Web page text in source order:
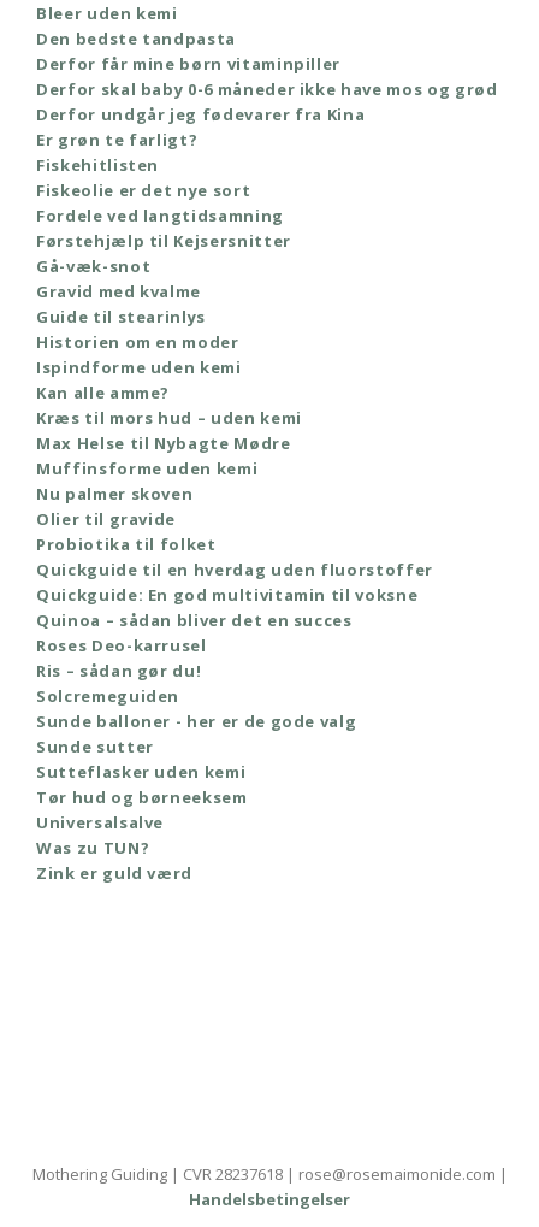
Bleer uden kemi
Den bedste tandpasta
Derfor får mine børn vitaminpiller
Derfor skal baby 0-6 måneder ikke have mos og grød
Derfor undgår jeg fødevarer fra Kina
Er grøn te farligt?
Fiskehitlisten
Fiskeolie er det nye sort
Fordele ved langtidsamning
Førstehjælp til Kejsersnitter
Gå-væk-snot
Gravid med kvalme
Guide til stearinlys
Historien om en moder
Ispindforme uden kemi
Kan alle amme?
Kræs til mors hud – uden kemi
Max Helse til Nybagte Mødre
Muffinsforme uden kemi
Nu palmer skoven
Olier til gravide
Probiotika til folket
Quickguide til en hverdag uden fluorstoffer
Quickguide: En god multivitamin til voksne
Quinoa – sådan bliver det en succes
Roses Deo-karrusel
Ris – sådan gør du!
Solcremeguiden
Sunde balloner - her er de gode valg
Sunde sutter
Sutteflasker uden kemi
Tør hud og børneeksem
Universalsalve
Was zu TUN?
Zink er guld værd
Mothering Guiding | CVR 28237618 | rose@rosemaimonide.com |
Handelsbetingelser